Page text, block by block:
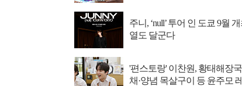
주니, ‘null’ 투어 인 도쿄 9월
열도 달군다
'편스토랑' 이찬원, 황태해장국
채·양념 목살구이 등 윤주모